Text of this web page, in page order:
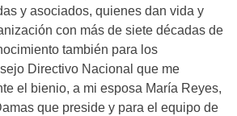
y asociados, quienes dan vida y
con más de siete décadas de
también para los
Directivo Nacional que me
el bienio, a mi esposa María Reyes,
que preside y para el equipo de